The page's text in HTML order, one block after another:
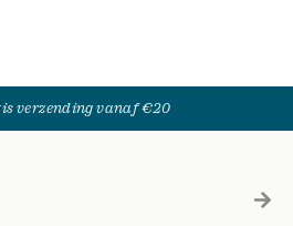
verzending vanaf €20